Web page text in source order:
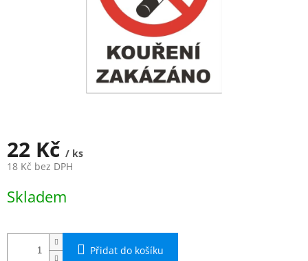
22 Kč / ks
18 Kč bez DPH
cena:
Skladem
Přidat do košíku